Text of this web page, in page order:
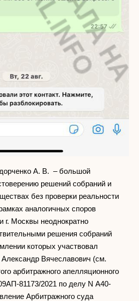
А. В. – большой
решений собраний и
без проверки реальности
аналогичных споров
Москвы неоднократно
решения собраний
которых участвовал
Вячеславович (см.
арбитражного апелляционного
81173/2021 по делу N А40-
Арбитражного суда